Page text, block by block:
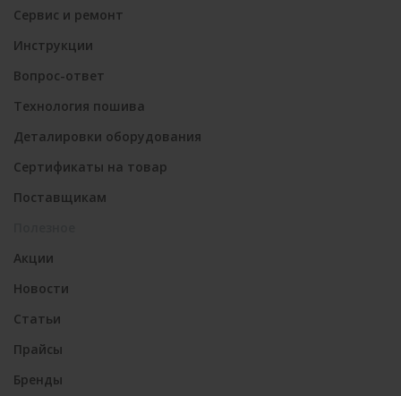
Сервис и ремонт
Инструкции
Вопрос-ответ
Технология пошива
Деталировки оборудования
Сертификаты на товар
Поставщикам
Акции
Новости
Статьи
Прайсы
Бренды